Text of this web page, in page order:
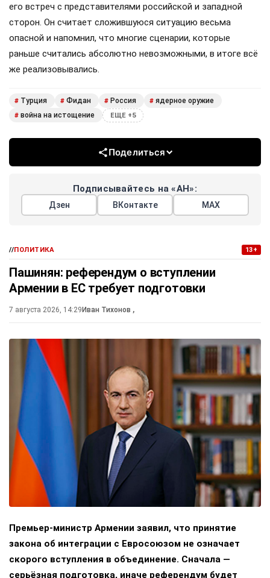
его встреч с представителями российской и западной
сторон. Он считает сложившуюся ситуацию весьма
опасной и напомнил, что многие сценарии, которые
раньше считались абсолютно невозможными, в итоге всё
же реализовывались.
# Турция # Фидан # Россия # ядерное оружие
# война на истощение ЕЩЕ +5
Поделиться
Подписывайтесь на «АН»:
Дзен ВКонтакте МАХ
//ПОЛИТИКА 13+
Пашинян: референдум о вступлении
Армении в ЕС требует подготовки
7 августа 2026, 14:29 Иван Тихонов ,
Премьер-министр Армении заявил, что принятие
закона об интеграции с Евросоюзом не означает
скорого вступления в объединение. Сначала —
серьёзная подготовка, иначе референдум будет